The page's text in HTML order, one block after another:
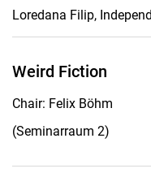
Loredana Filip,
Weird Fiction
Chair: Felix Böhm
(Seminarraum 2)